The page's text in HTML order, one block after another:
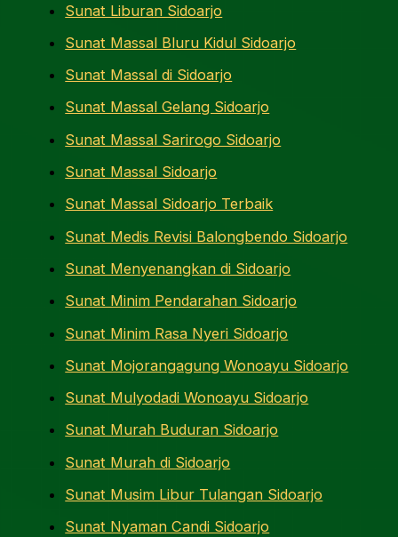
Sunat Liburan Sidoarjo
Sunat Massal Bluru Kidul Sidoarjo
Sunat Massal di Sidoarjo
Sunat Massal Gelang Sidoarjo
Sunat Massal Sarirogo Sidoarjo
Sunat Massal Sidoarjo
Sunat Massal Sidoarjo Terbaik
Sunat Medis Revisi Balongbendo Sidoarjo
Sunat Menyenangkan di Sidoarjo
Sunat Minim Pendarahan Sidoarjo
Sunat Minim Rasa Nyeri Sidoarjo
Sunat Mojorangagung Wonoayu Sidoarjo
Sunat Mulyodadi Wonoayu Sidoarjo
Sunat Murah Buduran Sidoarjo
Sunat Murah di Sidoarjo
Sunat Musim Libur Tulangan Sidoarjo
Sunat Nyaman Candi Sidoarjo